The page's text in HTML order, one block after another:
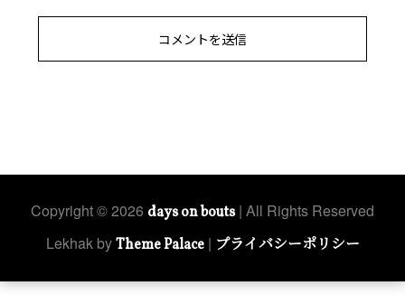
Copyright © 2026 days on bouts| All Rights Reserved
Lekhak byTheme Palace| プライバシーポリシー